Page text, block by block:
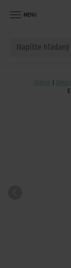
MENU
Domov